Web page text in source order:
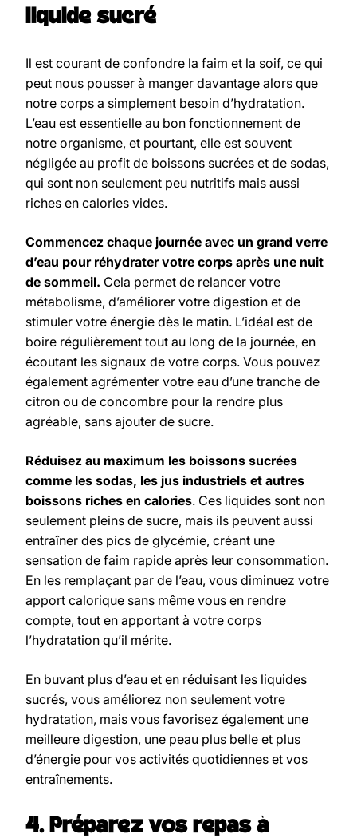
liquide sucré
Il est courant de confondre la faim et la soif, ce qui
peut nous pousser à manger davantage alors que
notre corps a simplement besoin d’hydratation.
L’eau est essentielle au bon fonctionnement de
notre organisme, et pourtant, elle est souvent
négligée au profit de boissons sucrées et de sodas,
qui sont non seulement peu nutritifs mais aussi
riches en calories vides.
Commencez chaque journée avec un grand verre
d’eau pour réhydrater votre corps après une nuit
de sommeil. Cela permet de relancer votre
métabolisme, d’améliorer votre digestion et de
stimuler votre énergie dès le matin. L’idéal est de
boire régulièrement tout au long de la journée, en
écoutant les signaux de votre corps. Vous pouvez
également agrémenter votre eau d’une tranche de
citron ou de concombre pour la rendre plus
agréable, sans ajouter de sucre.
Réduisez au maximum les boissons sucrées
comme les sodas, les jus industriels et autres
boissons riches en calories. Ces liquides sont non
seulement pleins de sucre, mais ils peuvent aussi
entraîner des pics de glycémie, créant une
sensation de faim rapide après leur consommation.
En les remplaçant par de l’eau, vous diminuez votre
apport calorique sans même vous en rendre
compte, tout en apportant à votre corps
l’hydratation qu’il mérite.
En buvant plus d’eau et en réduisant les liquides
sucrés, vous améliorez non seulement votre
hydratation, mais vous favorisez également une
meilleure digestion, une peau plus belle et plus
d’énergie pour vos activités quotidiennes et vos
entraînements.
4. Préparez vos repas à